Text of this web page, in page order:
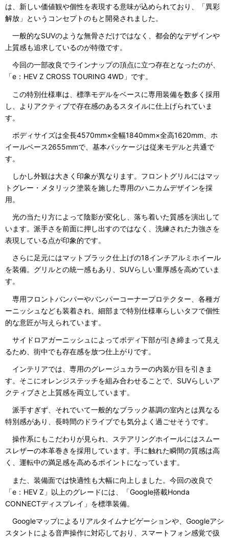
は、新しい価値観や個性を表現する意味が込められており、「異彩
解放」というコンセプトのもと開発されました。
一般的なSUVのような無骨さだけではなく、都会的なデザインや
上質感も追求しているのが特徴です。
今回の一部改良でラインナップの頂点に立つ存在となったのが、
「e：HEV Z CROSS TOURING 4WD」です。
この特別仕様車は、標準モデルをベースに専用装備を数多く採用
し、よりアクティブで存在感のあるスタイルに仕上げられていま
す。
ボディサイズは全長4570mm×全幅1840mm×全高1620mm、ホ
イールベース2655mmで、基本パッケージは従来モデルと共通で
す。
しかし外観は大きく印象が異なります。フロントグリルにはマッ
トグレー・メタリック塗装を施した専用のハニカムデザインを採
用。
光の当たり方によって陰影が変化し、落ち着いた質感を演出して
います。派手さを前面に押し出すのではなく、洗練された力強さを
表現している点が印象的です。
さらに足元にはマットブラック仕上げの18インチアルミホイール
を装備。グリルとの統一感もあり、SUVらしい重厚感を高めていま
す。
専用フロントバンパーやバンパーコーナープロテクター、各種ガ
ーニッシュなども装着され、細部まで特別仕様車らしいタフで個性
的な意匠が与えられています。
サイドロアガーニッシュによってボディ下部が引き締まって見え
るため、街中でも存在感を放つ仕上がりです。
インテリアでは、専用のグレージュカラーの内装が目を引きま
す。そこにオレンジステッチを組み合わせることで、SUVらしいア
クティブさと上質感を両立しています。
派手すぎず、それでいて一般的なブラック基調の室内とは異なる
特別感があり、長時間のドライブでも気分よく過ごせそうです。
操作系にもこだわりが見られ、ステアリングホイールにはスムー
スレザーの本革巻きを採用しています。手に触れた瞬間の質感は高
く、運転中の満足感を高めるポイントになっています。
また、装備面では快適性も大幅に向上しました。今回の改良で
「e：HEV Z」以上のグレードには、「Google搭載Honda
CONNECTディスプレイ」を標準装備。
Googleマップによるリアルタイムナビゲーションや、Googleアシ
スタントによる音声操作に対応しており、スマートフォン感覚で扱